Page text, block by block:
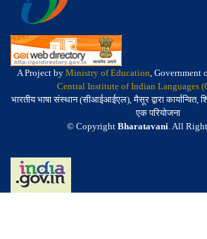
A Project by Ministry of Education, Government
Central Institute of Indian Languages
भारतीय भाषा संस्थान (सीआईआईएल), मैसूर द्वारा कार्यान्वित,
एक परियोजना
© Copyright Bharatavani. All